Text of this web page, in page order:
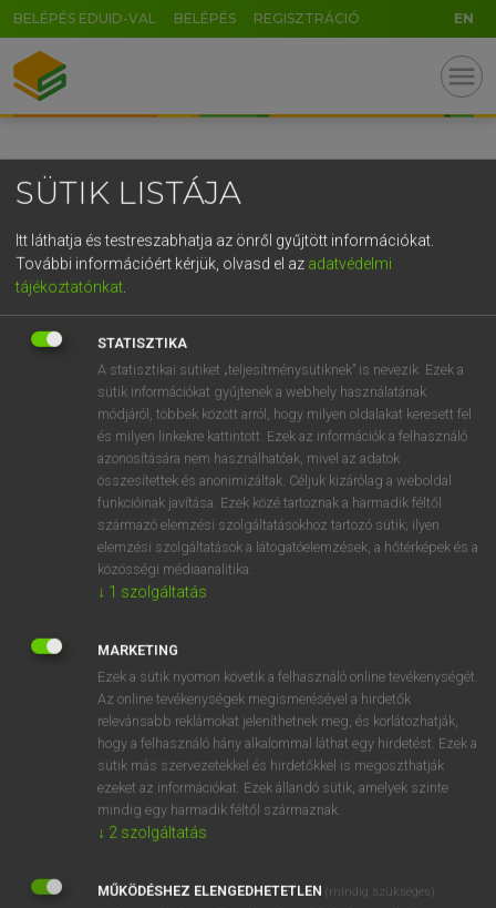
BELÉPÉS EDUID-VAL BELÉPÉS REGISZTRÁCIÓ EN
menu
OOOOPS!
SZOTAR.NET APPLIKÁCIÓ
MICROSOFT OFFICE BŐVÍTMÉNY
BEÉPÜLŐ SZÓTÁRMODUL
ONLINE NYELVVIZSGA
EGYÉNI FELHASZNÁLÓKNAK
SÜTIK LISTÁJA
Itt láthatja és testreszabhatja az önről gyűjtött információkat.
További információért kérjük, olvasd el az adatvédelmi
tájékoztatónkat
STATISZTIKA
A statisztikai sütiket „teljesítménysütiknek” is nevezik. Ezek a
sütik információkat gyűjtenek a webhely használatának
módjáról, többek között arról, hogy milyen oldalakat keresett fel
és milyen linkekre kattintott. Ezek az információk a felhasználó
azonosítására nem használhatóak, mivel az adatok
összesítettek és anonimizáltak. Céljuk kizárólag a weboldal
funkcióinak javítása. Ezek közé tartoznak a harmadik féltől
származó elemzési szolgáltatásokhoz tartozó sütik; ilyen
elemzési szolgáltatások a látogatóelemzések, a hőtérképek és a
közösségi médiaanalitika.
↓ 1 szolgáltatás
MARKETING
Ezek a sütik nyomon követik a felhasználó online tevékenységét.
Az online tevékenységek megismerésével a hirdetők
relevánsabb reklámokat jeleníthetnek meg, és korlátozhatják,
hogy a felhasználó hány alkalommal láthat egy hirdetést. Ezek a
sütik más szervezetekkel és hirdetőkkel is megoszthatják
ezeket az információkat. Ezek állandó sütik, amelyek szinte
mindig egy harmadik féltől származnak.
↓ 2 szolgáltatás
MŰKÖDÉSHEZ ELENGEDHETETLEN (mindig szükséges)
GR
5
g h k l
v b n m , . - AltGr